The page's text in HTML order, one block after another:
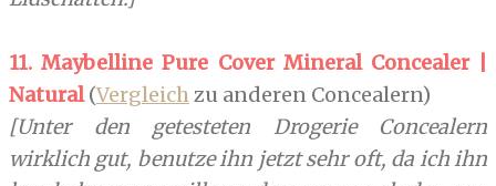
11. Maybelline Pure Cover Mineral Concealer |
Natural (Vergleichzu anderen Concealern)
[Unter den getesteten Drogerie Concealern
wirklich gut, benutze ihn jetzt sehr oft, da ich ihn